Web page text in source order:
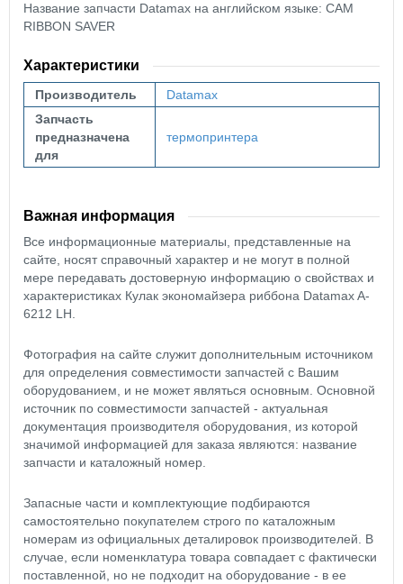
Название запчасти Datamax на английском языке: CAM
RIBBON SAVER
Характеристики
Производитель
Datamax
Запчасть
предназначена
для
термопринтера
Важная информация
Все информационные материалы, представленные на
сайте, носят справочный характер и не могут в полной
мере передавать достоверную информацию о свойствах и
характеристиках Кулак экономайзера риббона Datamax A-
6212 LH.
Фотография на сайте служит дополнительным источником
для определения совместимости запчастей с Вашим
оборудованием, и не может являться основным. Основной
источник по совместимости запчастей - актуальная
документация производителя оборудования, из которой
значимой информацией для заказа являются: название
запчасти и каталожный номер.
Запасные части и комплектующие подбираются
самостоятельно покупателем строго по каталожным
номерам из официальных деталировок производителей. В
случае, если номенклатура товара совпадает с фактически
поставленной, но не подходит на оборудование - в ее